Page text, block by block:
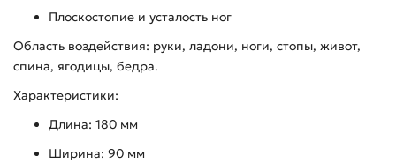
Плоскостопие и усталость ног
Область воздействия: руки, ладони, ноги, стопы, живот,
спина, ягодицы, бедра.
Характеристики:
Длина: 180 мм
Ширина: 90 мм